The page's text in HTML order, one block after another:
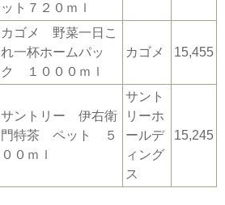
ット７２０ｍｌ
カゴメ 野菜一日こ
れ一杯ホームパッ
ク １０００ｍｌ
カゴメ 15,455
サントリー 伊右衛
門特茶 ペット ５
００ｍｌ
サント
リーホ
ールデ
ィング
ス
15,245